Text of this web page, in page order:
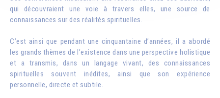
qui découvraient une voie à travers elles, une source de
connaissances sur des réalités spirituelles.
C’est ainsi que pendant une cinquantaine d’années, il a abordé
les grands thèmes de l’existence dans une perspective holistique
et a transmis, dans un langage vivant, des connaissances
spirituelles souvent inédites, ainsi que son expérience
personnelle, directe et subtile.